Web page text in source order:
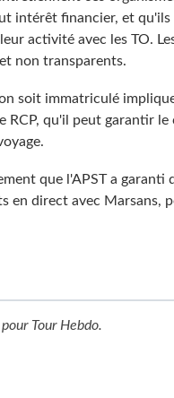
intérêt financier, et
activité avec les TO.
non transparents.
soit immatriculé
RCP, qu'il peut garantir
que l'APST a garanti
en direct avec Marsans,
Tour Hebdo.